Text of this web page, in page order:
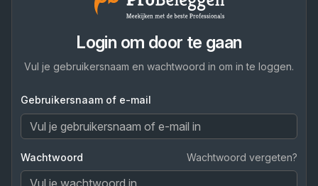
Login om door te gaan
Vul je gebruikersnaam en wachtwoord in om in te loggen.
Gebruikersnaam of e-mail
Wachtwoord Wachtwoord vergeten?